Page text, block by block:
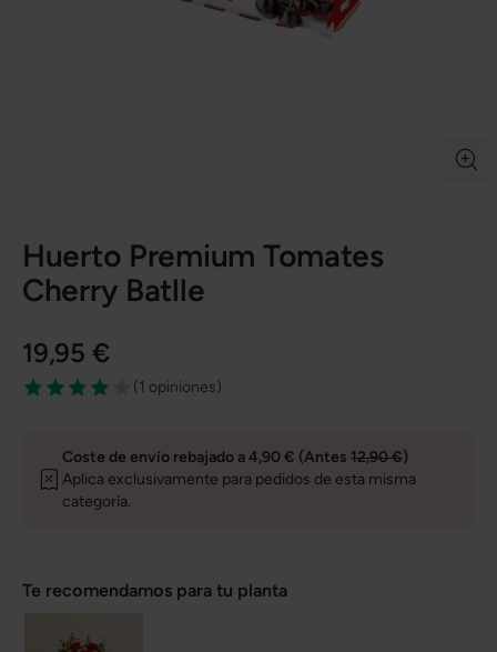
Huerto Premium Tomates
Cherry Batlle
19,95 €
(1 opiniones)
Coste de envío rebajado a 4,90 € (Antes 12,90 €)
Aplica exclusivamente para pedidos de esta misma
categoría.
Te recomendamos para tu planta